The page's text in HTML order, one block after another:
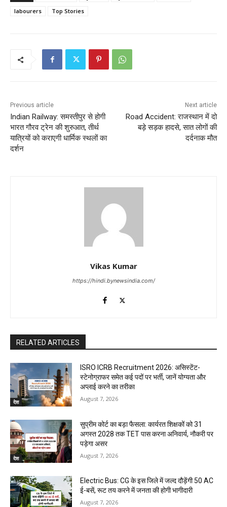
labourers
Top Stories
Previous article
Indian Railway: समस्तीपुर से होगी
भारत गौरव ट्रेन की शुरुआत, तीर्थ
यात्रियों को कराएगी धार्मिक स्थलों का
दर्शन
Next article
Road Accident: राजस्थान में दो
बड़े सड़क हादसे, सात लोगों की
दर्दनाक मौत
Vikas Kumar
https://hindi.bynewsindia.com/
RELATED ARTICLES
देश
ISRO ICRB Recruitment 2026: असिस्टेंट-
स्टेनोग्राफर समेत कई पदों पर भर्ती, जानें योग्यता और
अप्लाई करने का तरीका
August 7, 2026
देश
सुप्रीम कोर्ट का बड़ा फैसला: कार्यरत शिक्षकों को 31
अगस्त 2028 तक TET पास करना अनिवार्य, नौकरी पर
पड़ेगा असर
August 7, 2026
Electric Bus: CG के इस जिले में जल्द दौड़ेंगी 50 AC
ई-बसें, रूट तय करने में जनता की होगी भागीदारी
August 7, 2026